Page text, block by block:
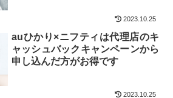
2023.10.25
auひかり×ニフティは代理店のキ
ャッシュバックキャンペーンから
申し込んだ方がお得です
2023.10.25